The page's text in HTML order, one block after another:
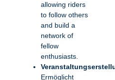
allowing riders
to follow others
and build a
network of
fellow
enthusiasts.
Ermöglicht